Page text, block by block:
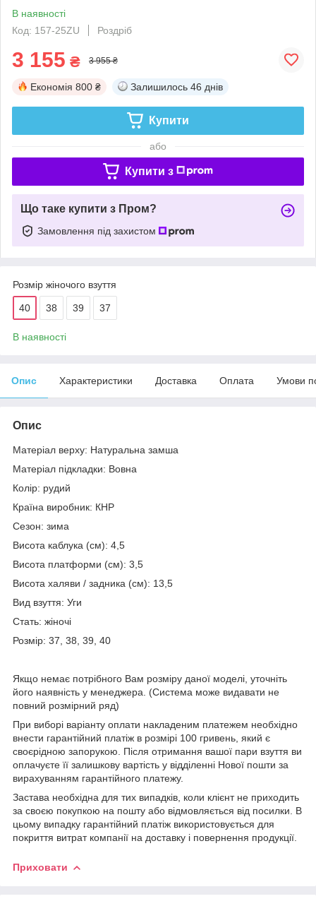
В наявності
Код: 157-25ZU
Роздріб
3 155 ₴ 3 955 ₴
Економія 800 ₴ Залишилось 46 днів
Купити
або
Купити з
Що таке купити з Пром?
Замовлення під захистом
Розмір жіночого взуття
40 38 39 37
В наявності
Опис Характеристики Доставка Оплата Умови
Опис
Матеріал верху: Натуральна замша
Матеріал підкладки: Вовна
Колір: рудий
Країна виробник: КНР
Сезон: зима
Висота каблука (см): 4,5
Висота платформи (см): 3,5
Висота халяви / задника (см): 13,5
Вид взуття: Уги
Стать: жіночі
Розмір: 37, 38, 39, 40
Якщо немає потрібного Вам розміру даної моделі, уточніть
його наявність у менеджера. (Система може видавати не
повний розмірний ряд)
При виборі варіанту оплати накладеним платежем необхідно
внести гарантійний платіж в розмірі 100 гривень, який є
своєрідною запорукою. Після отримання вашої пари взуття ви
оплачуєте її залишкову вартість у відділенні Нової пошти за
вирахуванням гарантійного платежу.
Застава необхідна для тих випадків, коли клієнт не приходить
за своєю покупкою на пошту або відмовляється від посилки. В
цьому випадку гарантійний платіж використовується для
покриття витрат компанії на доставку і повернення продукції.
Приховати